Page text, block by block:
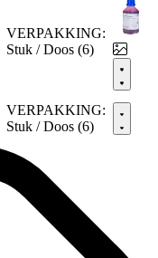
VERPAKKING:
Stuk / Doos (6)
VERPAKKING:
Stuk / Doos (6)